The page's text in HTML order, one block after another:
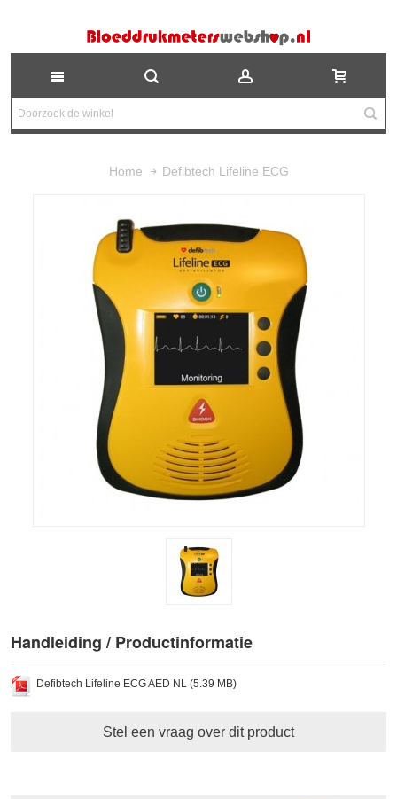
Home Defibtech Lifeline ECG
Handleiding / Productinformatie
Defibtech Lifeline ECG AED NL (5.39 MB)
Stel een vraag over dit product